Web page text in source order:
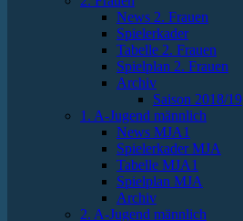
News 2. Frauen
Spielerkader
Tabelle 2. Frauen
Spielplan 2. Frauen
Archiv
Saison 2018/19
1. A-Jugend männlich
News MJA1
Spielerkader MJA
Tabelle MJA1
Spielplan MJA
Archiv
2. A-Jugend männlich